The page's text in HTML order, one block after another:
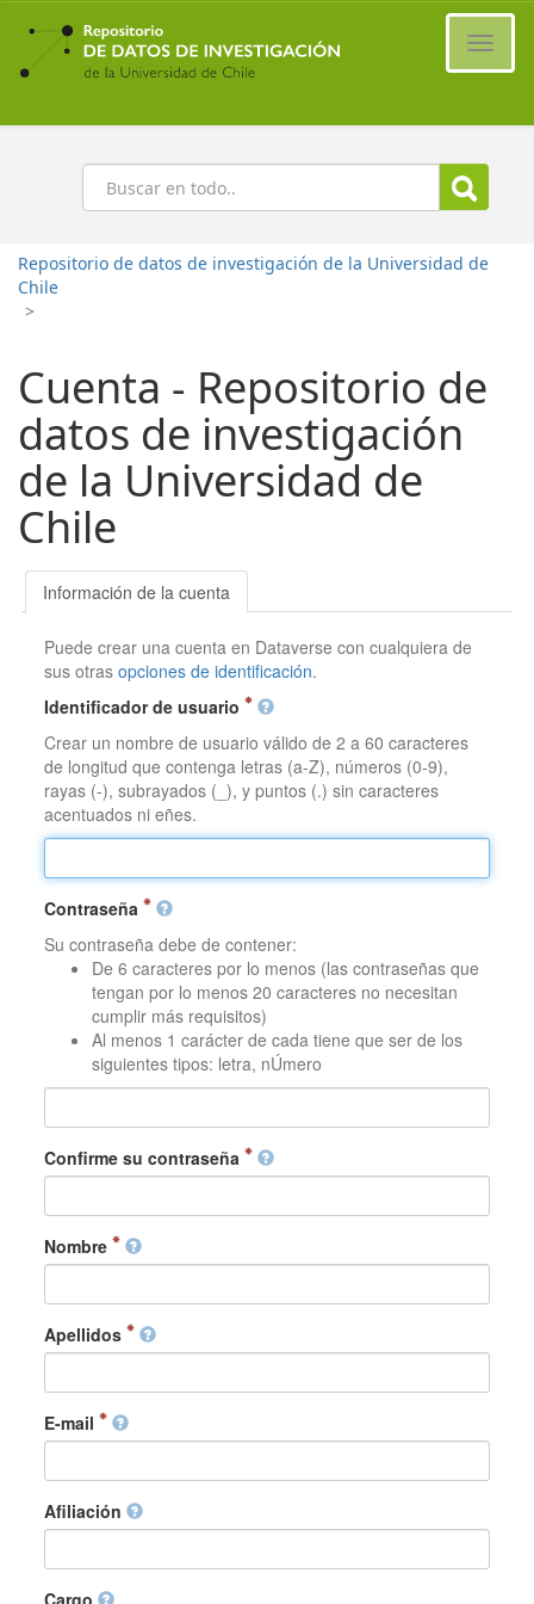
Ir
contenido
principal
Buscar
Repositorio de datos de investigación de la Universidad de
Chile
>
Cuenta - Repositorio de
datos de investigación
de la Universidad de
Chile
Información de la cuenta
Puede crear una cuenta en Dataverse con cualquiera de
sus otrasopciones de identificación.
Identificador de usuario
Crear un nombre de usuario válido de 2 a 60 caracteres
de longitud que contenga letras (a-Z), números (0-9),
rayas (-), subrayados (_), y puntos (.) sin caracteres
acentuados ni eñes.
Contraseña
Su contraseña debe de contener:
De 6 caracteres por lo menos (las contraseñas que
tengan por lo menos 20 caracteres no necesitan
cumplir más requisitos)
Al menos 1 carácter de cada tiene que ser de los
siguientes tipos: letra, nÚmero
Confirme su contraseña
Nombre
Apellidos
E-mail
Afiliación
Cargo